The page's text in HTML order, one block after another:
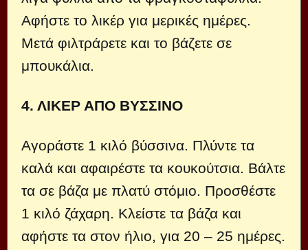
Αφήστε το λικέρ για μερικές ημέρες.
Μετά φιλτράρετε και το βάζετε σε
μπουκάλια.
4. ΛΙΚΕΡ ΑΠΟ ΒΥΣΣΙΝΟ
Αγοράστε 1 κιλό βύσσινα. Πλύντε τα
καλά και αφαιρέστε τα κουκούτσια. Βάλτε
τα σε βάζα με πλατύ στόμιο. Προσθέστε
1 κιλό ζάχαρη. Κλείστε τα βάζα και
αφήστε τα στον ήλιο, για 20 – 25 ημέρες.